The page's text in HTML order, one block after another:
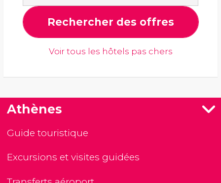
Rechercher des offres
Voir tous les hôtels pas chers
Athènes
Guide touristique
Excursions et visites guidées